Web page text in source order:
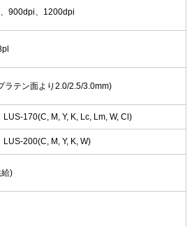
900dpi、1200dpi
ラテン面より2.0/2.5/3.0mm)
170(C, M, Y, K, Lc, Lm, W, Cl)
200(C, M, Y, K, W)
)